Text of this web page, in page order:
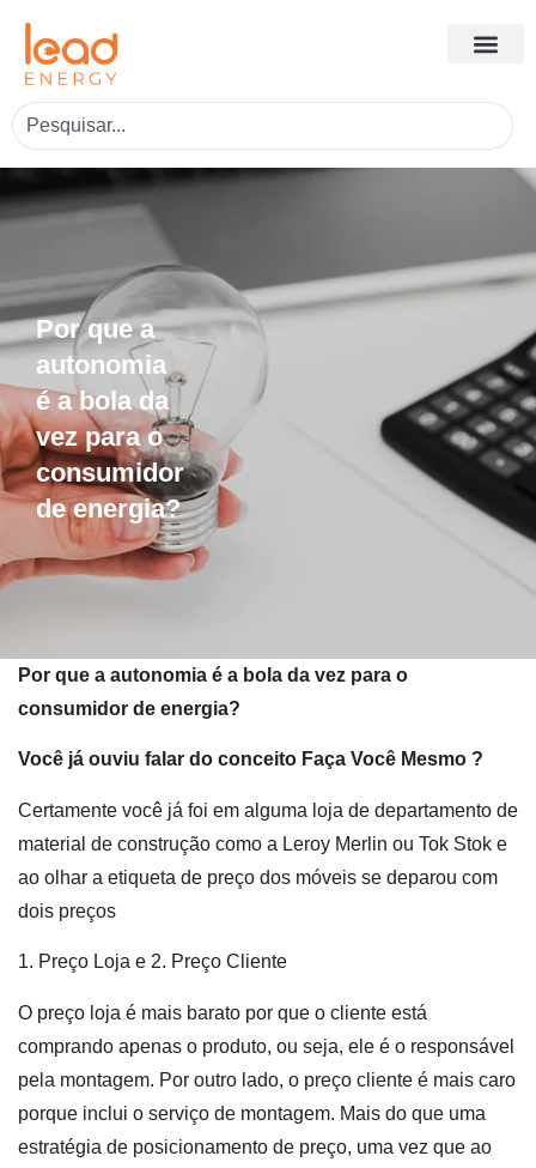
Por que a
autonomia
é a bola da
vez para o
consumidor
de energia?
Por que a autonomia é a bola da vez para o
consumidor de energia?
Você já ouviu falar do conceito Faça Você Mesmo ?
Certamente você já foi em alguma loja de departamento de
material de construção como a Leroy Merlin ou Tok Stok e
ao olhar a etiqueta de preço dos móveis se deparou com
dois preços
1. Preço Loja e 2. Preço Cliente
O preço loja é mais barato por que o cliente está
comprando apenas o produto, ou seja, ele é o responsável
pela montagem. Por outro lado, o preço cliente é mais caro
porque inclui o serviço de montagem. Mais do que uma
estratégia de posicionamento de preço, uma vez que ao